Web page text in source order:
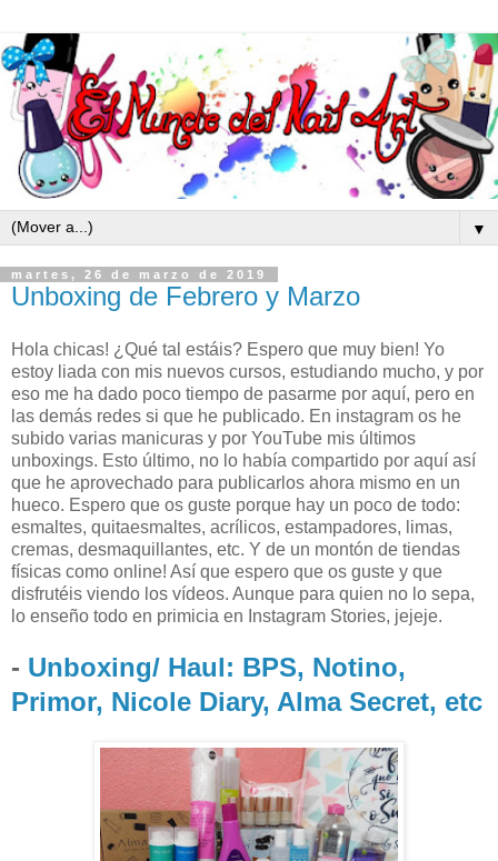
▼
martes, 26 de marzo de 2019
Unboxing de Febrero y Marzo
Hola chicas! ¿Qué tal estáis? Espero que muy bien! Yo
estoy liada con mis nuevos cursos, estudiando mucho, y por
eso me ha dado poco tiempo de pasarme por aquí, pero en
las demás redes si que he publicado. En instagram os he
subido varias manicuras y por YouTube mis últimos
unboxings. Esto último, no lo había compartido por aquí así
que he aprovechado para publicarlos ahora mismo en un
hueco. Espero que os guste porque hay un poco de todo:
esmaltes, quitaesmaltes, acrílicos, estampadores, limas,
cremas, desmaquillantes, etc. Y de un montón de tiendas
físicas como online! Así que espero que os guste y que
disfrutéis viendo los vídeos. Aunque para quien no lo sepa,
lo enseño todo en primicia en Instagram Stories, jejeje.
- Unboxing/ Haul: BPS, Notino,
Primor, Nicole Diary, Alma Secret, etc